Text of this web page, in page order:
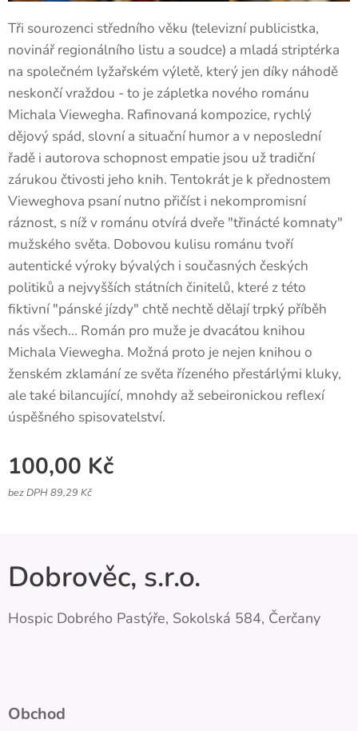
Tři sourozenci středního věku (televizní publicistka,
novinář regionálního listu a soudce) a mladá striptérka
na společném lyžařském výletě, který jen díky náhodě
neskončí vraždou - to je zápletka nového románu
Michala Viewegha. Rafinovaná kompozice, rychlý
dějový spád, slovní a situační humor a v neposlední
řadě i autorova schopnost empatie jsou už tradiční
zárukou čtivosti jeho knih. Tentokrát je k přednostem
Vieweghova psaní nutno přičíst i nekompromisní
ráznost, s níž v románu otvírá dveře "třinácté komnaty"
mužského světa. Dobovou kulisu románu tvoří
autentické výroky bývalých i současných českých
politiků a nejvyšších státních činitelů, které z této
fiktivní "pánské jízdy" chtě nechtě dělají trpký příběh
nás všech... Román pro muže je dvacátou knihou
Michala Viewegha. Možná proto je nejen knihou o
ženském zklamání ze světa řízeného přestárlými kluky,
ale také bilancující, mnohdy až sebeironickou reflexí
úspěšného spisovatelství.
100,00 Kč
bez DPH 89,29 Kč
Dobrověc, s.r.o.
Hospic Dobrého Pastýře, Sokolská 584, Čerčany
Obchod